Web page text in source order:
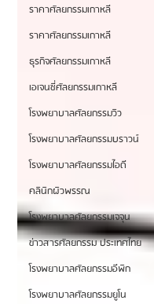
ราคาศัลยกรรมเกาหลี
ราคาศัลยกรรมเกาหลี
ธุรกิจศัลยกรรมเกาหลี
เอเจนซี่ศัลยกรรมเกาหลี
โรงพยาบาลศัลยกรรมวิว
โรงพยาบาลศัลยกรรมบราวน์
โรงพยาบาลศัลยกรรมไอดี
คลินิกผิวพรรณ
โรงพยาบาลศัลยกรรมเจจุน
ข่าวสารศัลยกรรม ประเทศไทย
โรงพยาบาลศัลยกรรมอีพิก
โรงพยาบาลศัลยกรรมยูโน